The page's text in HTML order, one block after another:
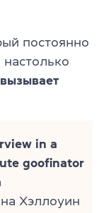
постоянно
настолько
in a
goofinator
Хэллоуин